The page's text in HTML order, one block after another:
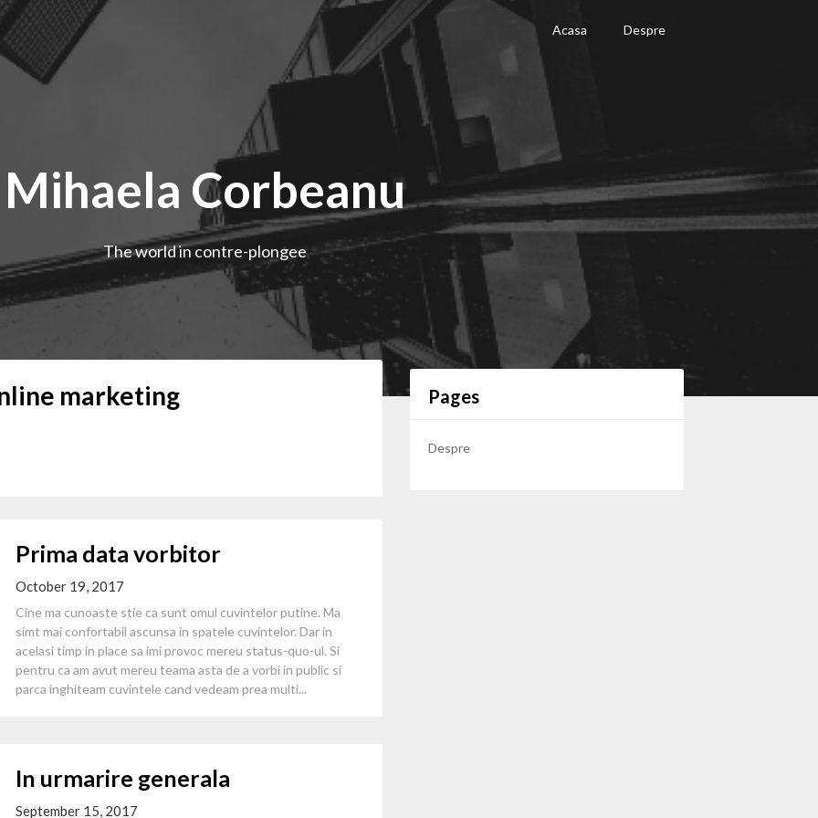
Acasa Despre
Mihaela Corbeanu
The world in contre-plongee
marketing
Prima data vorbitor
October 19, 2017
Cine ma cunoaste stie ca sunt omul cuvintelor putine. Ma
simt mai confortabil ascunsa in spatele cuvintelor. Dar in
acelasi timp in place sa imi provoc mereu status-quo-ul. Si
pentru ca am avut mereu teama asta de a vorbi in public si
parca inghiteam cuvintele cand vedeam prea multi...
In urmarire generala
September 15, 2017
Pages
Despre